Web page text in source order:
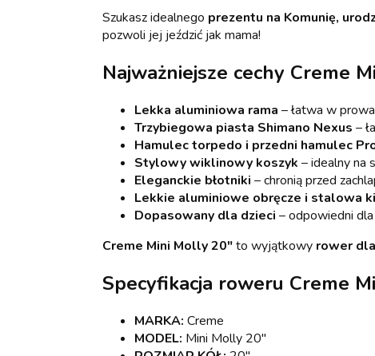
Szukasz idealnego prezentu na Komunię,
pozwoli jej jeździć jak mama!
Najważniejsze cechy Creme
Lekka aluminiowa rama – łatwa w
Trzybiegowa piasta Shimano Nexus –
Hamulec torpedo i przedni hamulec
Stylowy wiklinowy koszyk – idealny na
Eleganckie błotniki – chronią przed
Lekkie aluminiowe obręcze i stalowa
Dopasowany dla dzieci – odpowiedni
Creme Mini Molly 20"to wyjątkowy rower
Specyfikacja roweru Creme
MARKA: Creme
MODEL: Mini Molly 20"